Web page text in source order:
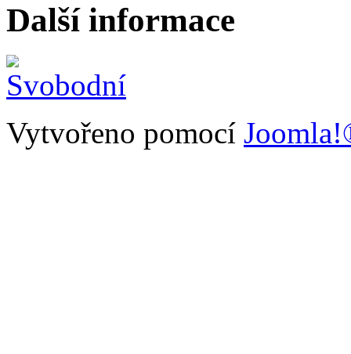
Další informace
Vytvořeno pomocí